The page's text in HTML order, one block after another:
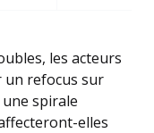
les acteurs
un refocus sur
spirale
elles